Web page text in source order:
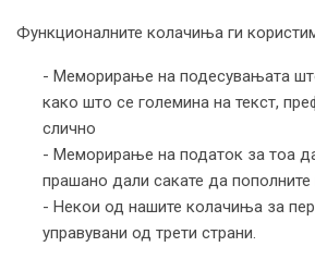
Функционалните колачиња ги
- Меморирање на подесувањата
како што се големина на текст,
слично
- Меморирање на податок за тоа
прашано дали сакате да
- Некои од нашите колачиња за
управувани од трети страни.